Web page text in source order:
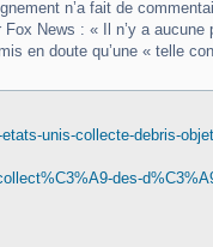
n’a fait de
News : « Il n’y a
en doute qu’une « telle
unis-collecte-debris-
des-